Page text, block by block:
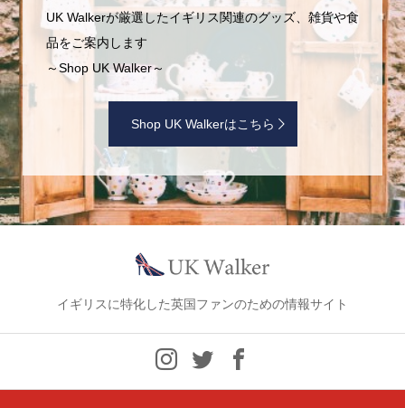
UK Walkerが厳選したイギリス関連のグッズ、雑貨や食
品をご案内します
～Shop UK Walker～
Shop UK Walkerはこちら
イギリスに特化した英国ファンのための情報サイト